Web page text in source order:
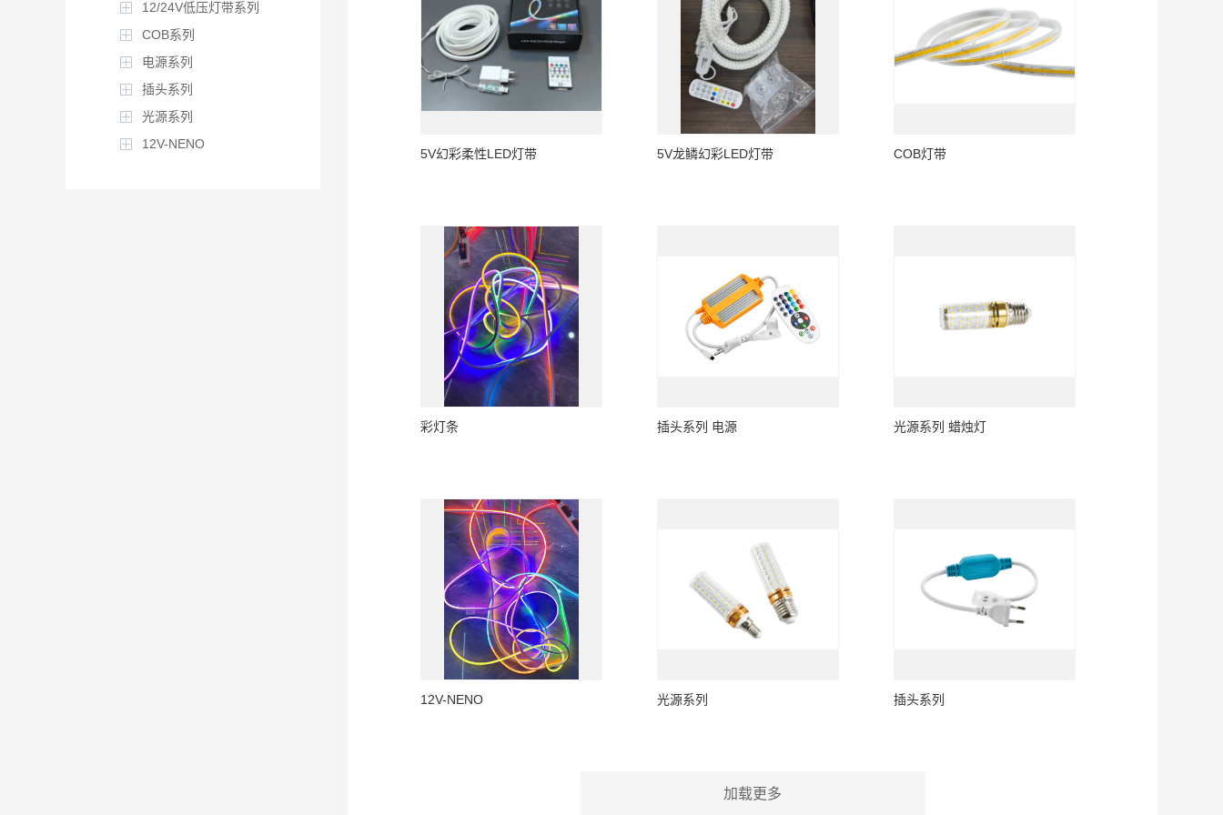
12/24V低压灯带系列
COB系列
电源系列
插头系列
光源系列
12V-NENO
5V幻彩柔性LED灯带 5V龙鳞幻彩LED灯带 COB灯带
彩灯条 插头系列 电源 光源系列 蜡烛灯
12V-NENO 光源系列 插头系列
加载更多